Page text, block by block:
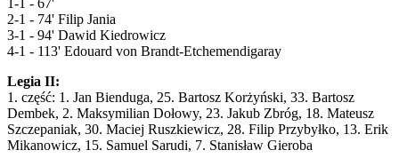
2-1 - 74' Filip Jania
3-1 - 94' Dawid Kiedrowicz
4-1 - 113' Edouard von Brandt-Etchemendigaray
Legia II:
1. część: 1. Jan Bienduga, 25. Bartosz Korżyński, 33. Bartosz
Dembek, 2. Maksymilian Dołowy, 23. Jakub Zbróg, 18. Mateusz
Szczepaniak, 30. Maciej Ruszkiewicz, 28. Filip Przybyłko, 13. Erik
Mikanowicz, 15. Samuel Sarudi, 7. Stanisław Gieroba